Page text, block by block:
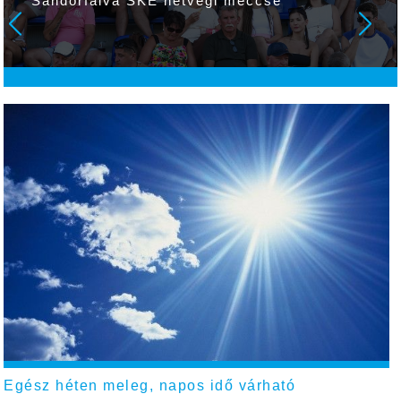
Egész héten meleg, napos idő várható